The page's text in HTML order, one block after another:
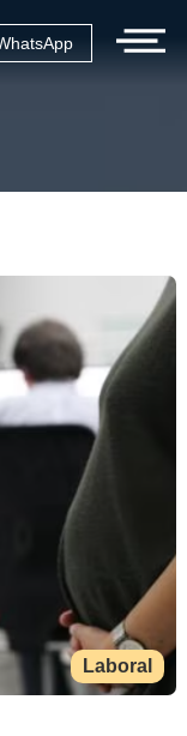
Laboral